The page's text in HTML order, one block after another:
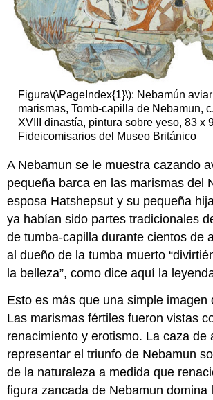
Figura\(\PageIndex{1}\): Nebamún
marismas, Tomb-capilla de Nebamun,
XVIII dinastía, pintura sobre yeso, 83 x
Fideicomisarios del Museo Británico
A Nebamun se le muestra cazando
pequeña barca en las marismas del
esposa Hatshepsut y su pequeña
ya habían sido partes tradicionales
de tumba-capilla durante cientos de
al dueño de la tumba muerto
la belleza”, como dice aquí la
Esto es más que una simple imagen
Las marismas fértiles fueron vistas
renacimiento y erotismo. La caza de
representar el triunfo de Nebamun
de la naturaleza a medida que
figura zancada de Nebamun domina